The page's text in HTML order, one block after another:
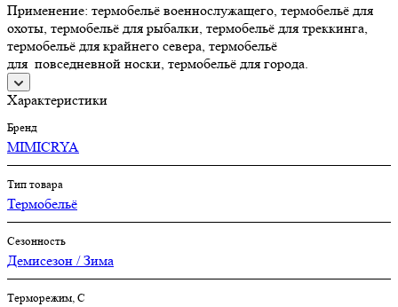
Применение: термобельё военнослужащего, термобельё для
охоты, термобельё для рыбалки, термобельё для треккинга,
термобельё для крайнего севера, термобельё
для повседневной носки, термобельё для города.
Характеристики
Бренд
MIMICRYA
Тип товара
Термобельё
Сезонность
Демисезон / Зима
Терморежим, C